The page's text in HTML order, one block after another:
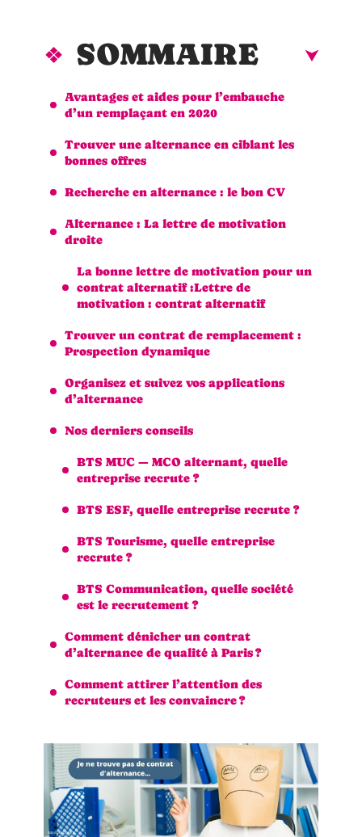
SOMMAIRE
Avantages et aides pour l’embauche
d’un remplaçant en 2020
Trouver une alternance en ciblant les
bonnes offres
Recherche en alternance : le bon CV
Alternance : La lettre de motivation
droite
La bonne lettre de motivation pour un
contrat alternatif :Lettre de
motivation : contrat alternatif
Trouver un contrat de remplacement :
Prospection dynamique
Organisez et suivez vos applications
d’alternance
Nos derniers conseils
BTS MUC — MCO alternant, quelle
entreprise recrute ?
BTS ESF, quelle entreprise recrute ?
BTS Tourisme, quelle entreprise
recrute ?
BTS Communication, quelle société
est le recrutement ?
Comment dénicher un contrat
d’alternance de qualité à Paris ?
Comment attirer l’attention des
recruteurs et les convaincre ?